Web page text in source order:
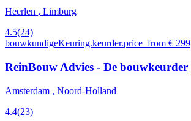
Heerlen , Limburg
4.5(24)
bouwkundigeKeuring.keurder.price_from € 299
ReinBouw Advies - De bouwkeurder
Amsterdam , Noord-Holland
4.4(23)